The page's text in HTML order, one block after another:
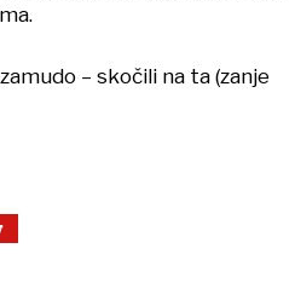
– skočili na ta (zanje